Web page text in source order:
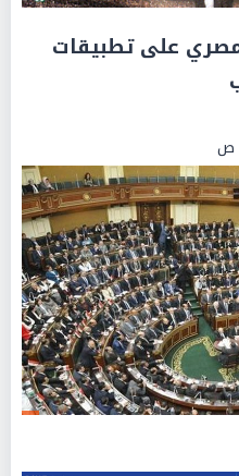
32 مليون مصري على تطبيقات